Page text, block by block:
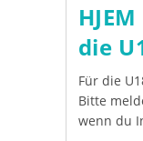
die
Für die
Bitte
wenn du